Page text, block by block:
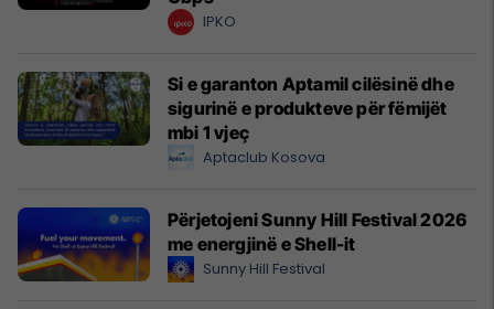
IPKO
Si e garanton Aptamil cilësinë dhe
sigurinë e produkteve për fëmijët
mbi 1 vjeç
Aptaclub Kosova
Përjetojeni Sunny Hill Festival 2026
me energjinë e Shell-it
Sunny Hill Festival